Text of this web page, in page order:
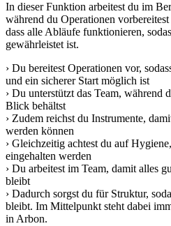
In dieser Funktion arbeitest du im
während du Operationen
dass alle Abläufe funktionieren,
gewährleistet ist.
› Du bereitest Operationen vor,
und ein sicherer Start möglich ist
› Du unterstützt das Team,
Blick behältst
› Zudem reichst du Instrumente,
werden können
› Gleichzeitig achtest du auf
eingehalten werden
› Du arbeitest im Team, damit alles
bleibt
› Dadurch sorgst du für Struktur,
bleibt. Im Mittelpunkt steht dabei
in Arbon.